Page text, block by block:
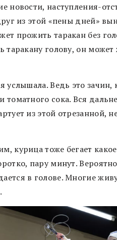
новости, наступления-
из этой «пены дней»
прожить таракан без
таракану голову, он
услышала. Ведь это зачин,
томатного сока. Вся
из этой отрезанной,
курица тоже бегает
пару минут.
в голове. Многие